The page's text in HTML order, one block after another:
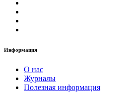
Информация
О нас
Журналы
Полезная информация